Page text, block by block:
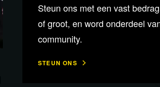
Steun ons met een vast
of groot, en word onderdeel
community.
STEUN ONS